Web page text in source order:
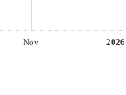
Nov 2026